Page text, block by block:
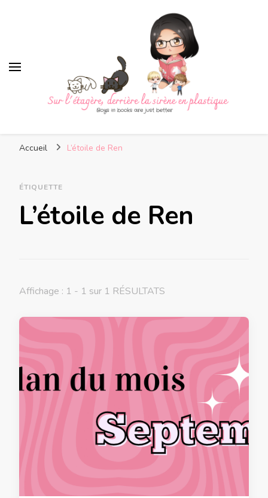
sirène en plastique
Accueil L’étoile de Ren
ÉTIQUETTE
L’étoile de Ren
Affichage : 1 - 1 sur 1 RÉSULTATS